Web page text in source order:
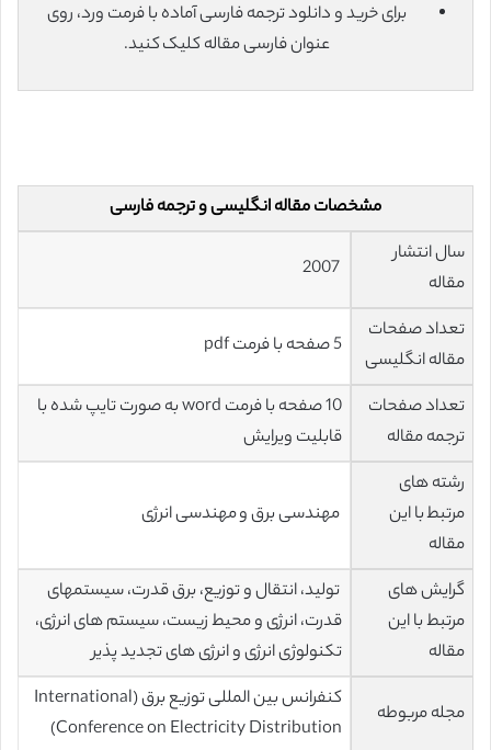
برای خرید و دانلود ترجمه فارسی آماده با فرمت ورد، روی
عنوان فارسی مقاله کلیک کنید.
مشخصات مقاله انگلیسی و ترجمه فارسی
سال انتشار
مقاله
تعداد صفحات
مقاله انگلیسی
5 صفحه با فرمت pdf
تعداد صفحات
ترجمه مقاله
10 صفحه با فرمت word به صورت تایپ شده با
قابلیت ویرایش
رشته های
مرتبط با این
مقاله
مهندسی برق و مهندسی انرژی
گرایش های
مرتبط با این
مقاله
تولید، انتقال و توزیع، برق قدرت، سیستمهای
قدرت، انرژی و محیط زیست، سیستم های انرژی،
تکنولوژی انرژی و انرژی های تجدید پذیر
مجله مربوطه
کنفرانس بین المللی توزیع برق (International
Conference on Electricity Distribution)